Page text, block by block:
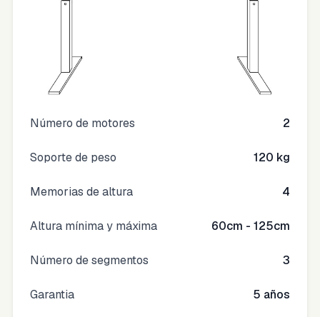
Número de motores 2
Soporte de peso 120 kg
Memorias de altura 4
Altura mínima y máxima 60cm - 125cm
Número de segmentos 3
Garantia 5 años